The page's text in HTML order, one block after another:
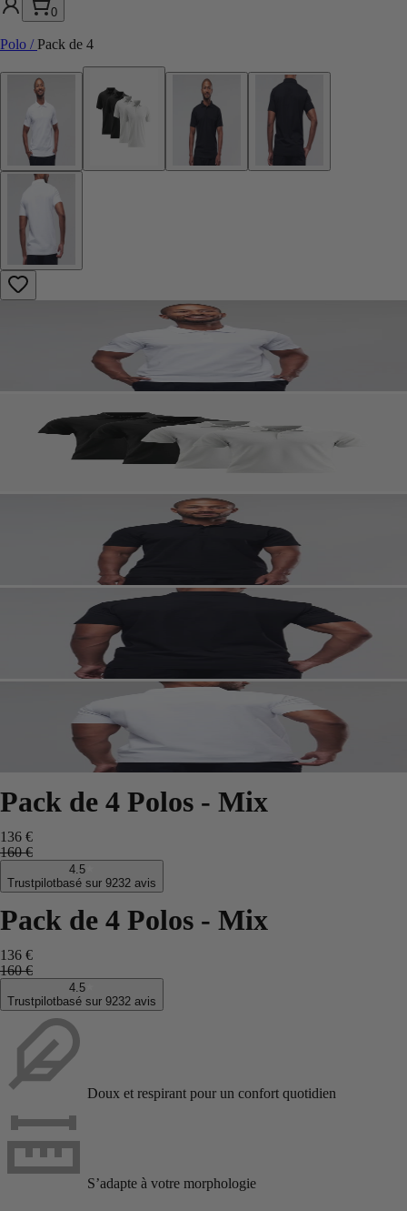
0
Polo /Pack de 4
Pack de 4 Polos - Mix
136 €
160 €
4.5
Trustpilotbasé sur 9232 avis
Pack de 4 Polos - Mix
136 €
160 €
4.5
Trustpilotbasé sur 9232 avis
Doux et respirant pour un confort quotidien
S’adapte à votre morphologie